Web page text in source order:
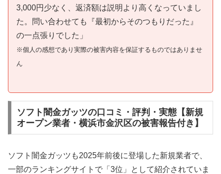
3,000円少なく、返済額は説明より高くなっていまし
た。問い合わせても『最初からそのつもりだった』
の一点張りでした」
※個人の感想であり実際の被害内容を保証するものではありませ
ん
ソフト闇金ガッツの口コミ・評判・実態【新規
オープン業者・横浜市金沢区の被害報告付き】
ソフト闇金ガッツも2025年前後に登場した新規業者で、
一部のランキングサイトで「3位」として紹介されていま